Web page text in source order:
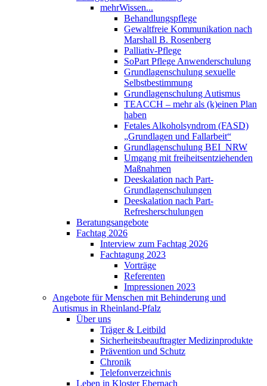
mehrWissen...
Behandlungspflege
Gewaltfreie Kommunikation nach
Marshall B. Rosenberg
Palliativ-Pflege
SoPart Pflege Anwenderschulung
Grundlagenschulung sexuelle
Selbstbestimmung
Grundlagenschulung Autismus
TEACCH – mehr als (k)einen Plan
haben
Fetales Alkoholsyndrom (FASD)
„Grundlagen und Fallarbeit“
Grundlagenschulung BEI_NRW
Umgang mit freiheitsentziehenden
Maßnahmen
Deeskalation nach Part-
Grundlagenschulungen
Deeskalation nach Part-
Refresherschulungen
Beratungsangebote
Fachtag 2026
Interview zum Fachtag 2026
Fachtagung 2023
Vorträge
Referenten
Impressionen 2023
Angebote für Menschen mit Behinderung und
Autismus in Rheinland-Pfalz
Über uns
Träger & Leitbild
Sicherheitsbeauftragter Medizinprodukte
Prävention und Schutz
Chronik
Telefonverzeichnis
Leben in Kloster Ebernach